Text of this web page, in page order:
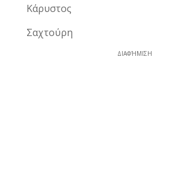
Κάρυστος
Σαχτούρη
ΔΙΑΦΉΜΙΣΗ